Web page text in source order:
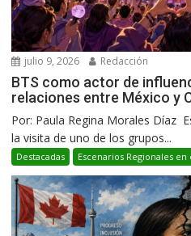
julio 9, 2026 Redacción
BTS como actor de
relaciones entre México y
Por: Paula Regina Morales Díaz
la visita de uno de los grupos...
Destacadas Escenarios Regionales